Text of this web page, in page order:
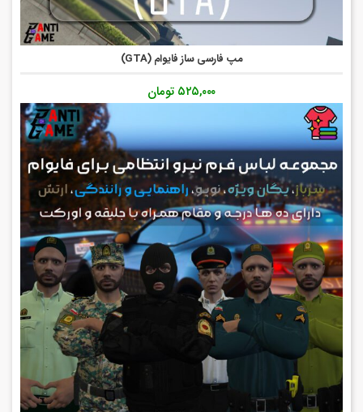
مپ فارسی ساز فایوام (GTA)
۵۲۵,۰۰۰ تومان